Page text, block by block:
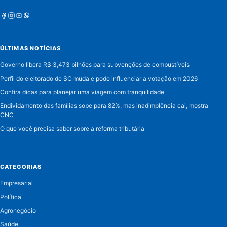
Facebook
Instagram
Youtube
Whatsapp
ÚLTIMAS NOTÍCIAS
Governo libera R$ 3,473 bilhões para subvenções de combustíveis
Perfil do eleitorado de SC muda e pode influenciar a votação em 2026
Confira dicas para planejar uma viagem com tranquilidade
Endividamento das famílias sobe para 82%, mas inadimplência cai, mostra
CNC
O que você precisa saber sobre a reforma tributária
CATEGORIAS
Empresarial
Política
Agronegócio
Saúde